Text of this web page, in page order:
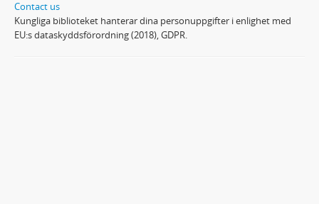
Contact us
Kungliga biblioteket hanterar dina personuppgifter i enlighet med
EU:s dataskyddsförordning (2018), GDPR.